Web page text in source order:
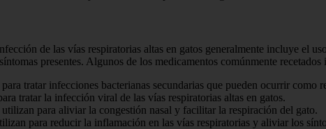
de las vías respiratorias altas en gatos generalmente incluye el
presentes. Algunos de los medicamentos comúnmente recetados
tratar infecciones bacterianas secundarias que pueden ocurrir como
tratar la infección viral de las vías respiratorias altas en gatos.
utilizan para aliviar la congestión nasal y facilitar la respiración del gato.
para reducir la inflamación en las vías respiratorias y aliviar los